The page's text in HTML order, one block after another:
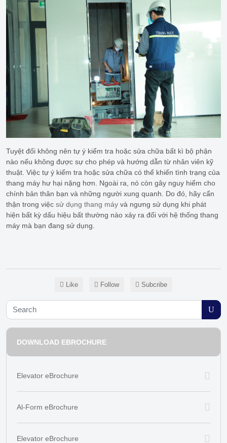
Tuyệt đối không nên tự ý kiểm tra hoặc sửa chữa bất kì bộ phận
nào nếu không được sự cho phép và hướng dẫn từ nhân viên kỹ
thuật. Việc tự ý kiểm tra hoặc sửa chữa có thể khiến tình trạng của
thang máy hư hại nặng hơn. Ngoài ra, nó còn gây nguy hiểm cho
chính bản thân bạn và những người xung quanh. Do đó, hãy cẩn
thận trong việc sử dụng thang máy và ngưng sử dụng khi phát
hiện bất kỳ dấu hiệu bất thường nào xảy ra đối với hệ thống thang
máy mà bạn đang sử dụng.
Like Follow Subcribe
DOWNLOAD EBROCHURE
Elevator eBrochure
Al-Form eBrochure
Elevator eBrochure